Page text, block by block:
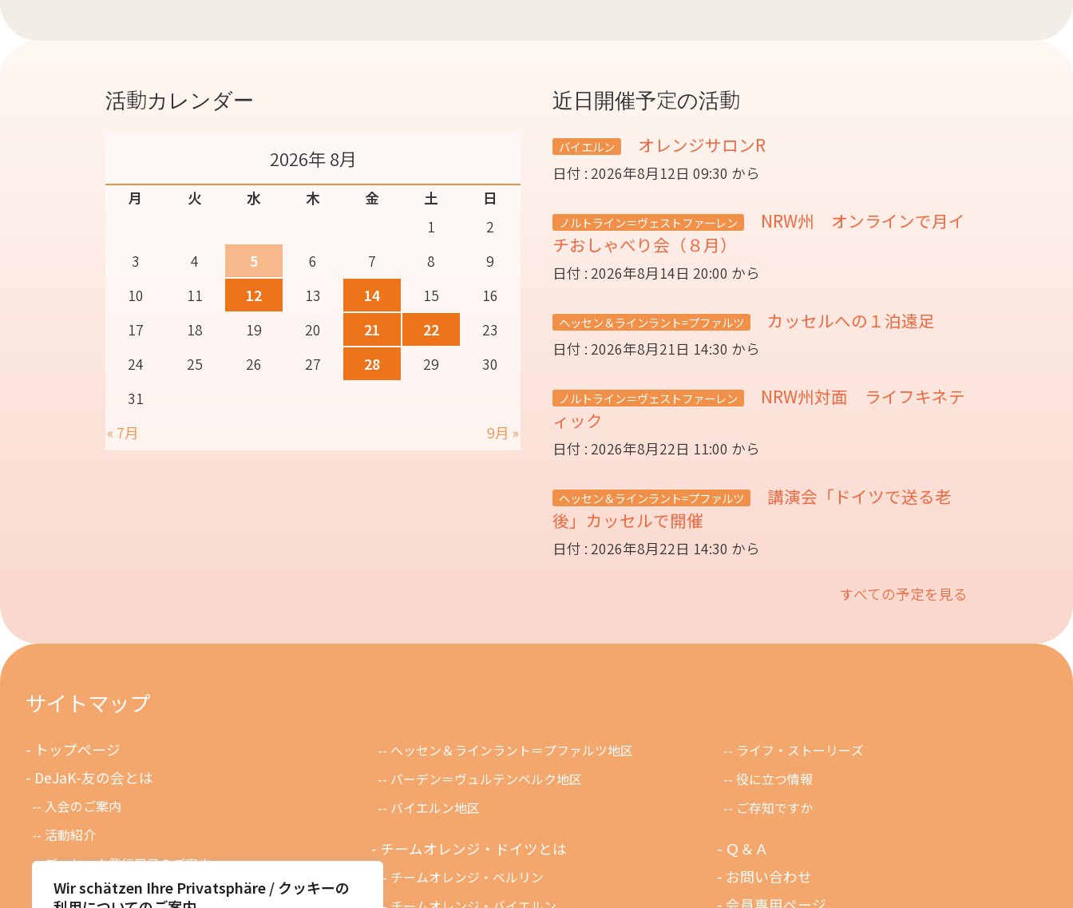
Wir schätzen Ihre Privatsphäre / クッキーの
活動カレンダー
2026年 8月
月 火 水 木 金 土
日
1
2
3
4 5 6 7 8
9
10
11 12 13 14 15
16
17
18 19 20 21 22
23
24
25 26 27 28 29
30
31
« 7月
9月 »
近日開催予定の活動
バイエルン オレンジサロンR
日付 : 2026年8月12日 09:30 から
ノルトライン＝ヴェストファーレン
NRW州 オンラインで月イ
チおしゃべり会（８月）
日付 : 2026年8月14日 20:00 から
ヘッセン＆ラインラント=プファルツ カッセルへの１泊遠足
日付 : 2026年8月21日 14:30 から
ノルトライン＝ヴェストファーレン
NRW州対面 ライフキネテ
ィック
日付 : 2026年8月22日 11:00 から
ヘッセン＆ラインラント=プファルツ
講演会「ドイツで送る老
後」カッセルで開催
日付 : 2026年8月22日 14:30 から
すべての予定を見る
サイトマップ
トップページ
DeJaK-友の会とは
入会のご案内
活動紹介
デーヤック発行冊子のご案内
DeJaK友の会設立１０周年記念
ヘッセン＆ラインラント＝プファルツ地区
バーデン＝ヴュルテンベルク地区
バイエルン地区
チームオレンジ・ドイツとは
チームオレンジ・ベルリン
ライフ・ストーリーズ
役に立つ情報
ご存知ですか
Ｑ＆Ａ
お問い合わせ